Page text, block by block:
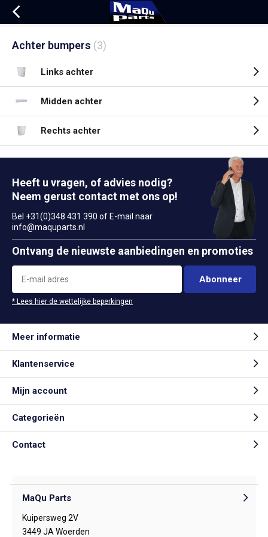
Achter bumpers (3)
Links achter
Midden achter
Rechts achter
Heeft u vragen, of advies nodig?
Neem gerust contact met ons op!
Bel +31(0)348 431 390 of E-mail naar
info@maquparts.nl
Ontvang de nieuwste aanbiedingen en promoties
Abonneer
* Lees hier de wettelijke beperkingen
Meer informatie
Klantenservice
Mijn account
Categorieën
Contact
MaQu Parts
Kuipersweg 2V
3449 JA Woerden